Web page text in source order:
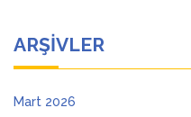
ARŞIVLER
Mart 2026